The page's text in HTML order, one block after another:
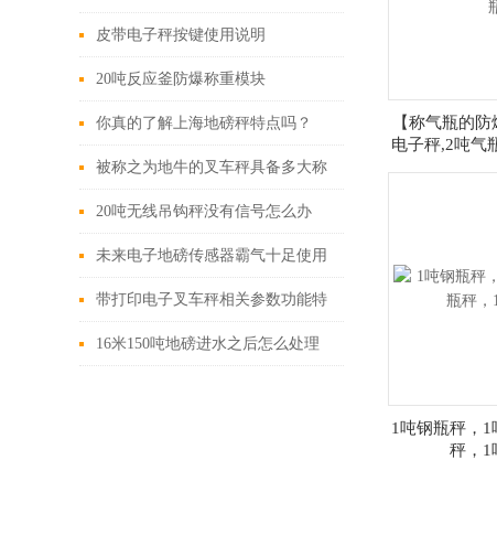
皮带电子秤按键使用说明
20吨反应釜防爆称重模块
你真的了解上海地磅秤特点吗？
被称之为地牛的叉车秤具备多大称
重？
20吨无线吊钩秤没有信号怎么办
未来电子地磅传感器霸气十足使用
中需注意的两个事项
带打印电子叉车秤相关参数功能特
点
16米150吨地磅进水之后怎么处理
【称气瓶的
电子秤,2吨气
1吨钢瓶秤，1
秤，1